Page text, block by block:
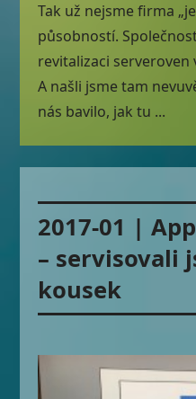
Tak už nejsme firma
působností.
revitalizaci serveroven
A našli jsme tam
nás bavilo, jak tu ...
2017-01 |
– servisovali
kousek